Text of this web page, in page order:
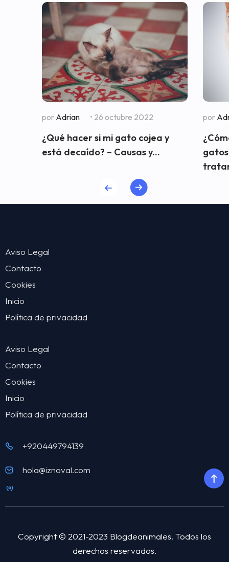
por Adrian • 26 octubre 2022
¿Qué hacer si mi gato cojea y
está decaído? – Causas y...
por
Aviso Legal
Contacto
Cookies
Inicio
Política de privacidad
Aviso Legal
Contacto
Cookies
Inicio
Política de privacidad
+920449794139
hola@iznoval.com
Copyright © 2021-2023 Blogdeanimales. Todos los
derechos reservados.